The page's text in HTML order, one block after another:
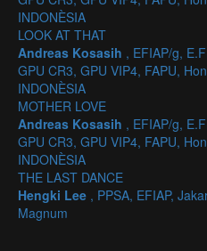
INDONÈSIA
LOOK AT THAT
Andreas Kosasih , EFIAP/g,
GPU CR3, GPU VIP4, FAPU,
INDONÈSIA
MOTHER LOVE
Andreas Kosasih , EFIAP/g,
GPU CR3, GPU VIP4, FAPU,
INDONÈSIA
THE LAST DANCE
Hengki Lee , PPSA, EFIAP,
Magnum